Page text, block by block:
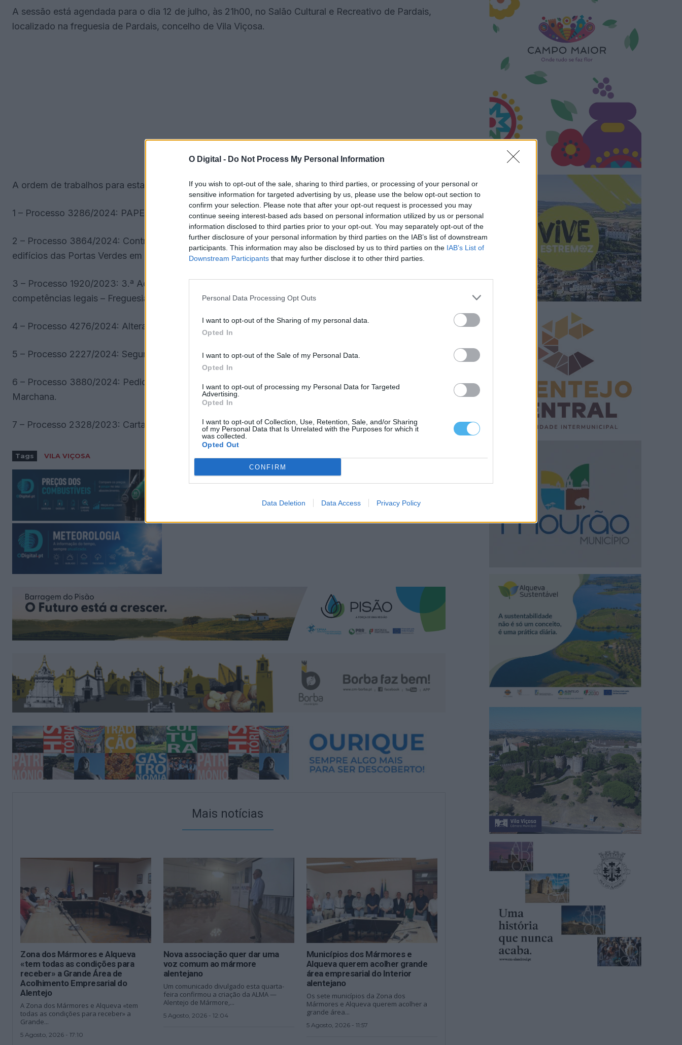
O Digital - Do Not Process My Personal Information
If you wish to opt-out of the sale, sharing to third parties, or processing of your personal or
sensitive information for targeted advertising by us, please use the below opt-out section to
confirm your selection. Please note that after your opt-out request is processed you may
continue seeing interest-based ads based on personal information utilized by us or personal
information disclosed to third parties prior to your opt-out. You may separately opt-out of the
further disclosure of your personal information by third parties on the IAB’s list of downstream
participants. This information may also be disclosed by us to third parties on the IAB’s List of
Downstream Participants that may further disclose it to other third parties.
Personal Data Processing Opt Outs
I want to opt-out of the Sharing of my personal data.
Opted In
I want to opt-out of the Sale of my Personal Data.
Opted In
I want to opt-out of processing my Personal Data for Targeted
Advertising.
Opted In
I want to opt-out of Collection, Use, Retention, Sale, and/or Sharing
of my Personal Data that Is Unrelated with the Purposes for which it
was collected.
Opted Out
CONFIRM
Data Deletion Data Access Privacy Policy
A sessão está agendada para o dia 12 de julho, às 21h00, no Salão Cultural e Recreativo de Pardais,
localizado na freguesia de Pardais, concelho de Vila Viçosa.
A ordem de trabalhos para esta sessão inclui os seguintes pontos:
1 – Processo 3286/2024: PAPERSU 2030 do Município de Vila Viçosa.
2 – Processo 3864/2024: Contratação pública para empreitadas – Trabalhos de reabilitação de
edifícios das Portas Verdes em Vila Viçosa.
3 – Processo 1920/2023: 3.ª Adenda ao auto de transferência de recursos para o exercício de
competências legais – Freguesia de Nossa Senhora da Conceição e São Bartolomeu.
4 – Processo 4276/2024: Alteração orçamental modificativa n.º 2/2024.
5 – Processo 2227/2024: Segunda alteração ao mapa de pessoal do ano de 2024.
6 – Processo 3880/2024: Pedido de parecer vinculativo – Isenção de IMT: Pedro Maria Rocha
Marchana.
7 – Processo 2328/2023: Carta Municipal de Habitação de Vila Viçosa.
Tags VILA VIÇOSA
Mais notícias
Zona dos Mármores e Alqueva
«tem todas as condições para
receber» a Grande Área de
Acolhimento Empresarial do
Alentejo
A Zona dos Mármores e Alqueva «tem
todas as condições para receber» a
Grande...
5 Agosto, 2026 - 17:10
Nova associação quer dar uma
voz comum ao mármore
alentejano
Um comunicado divulgado esta quarta-
feira confirmou a criação da ALMA —
Alentejo de Mármore,...
5 Agosto, 2026 - 12:04
Municípios dos Mármores e
Alqueva querem acolher grande
área empresarial do Interior
alentejano
Os sete municípios da Zona dos
Mármores e Alqueva querem acolher a
grande área...
5 Agosto, 2026 - 11:57